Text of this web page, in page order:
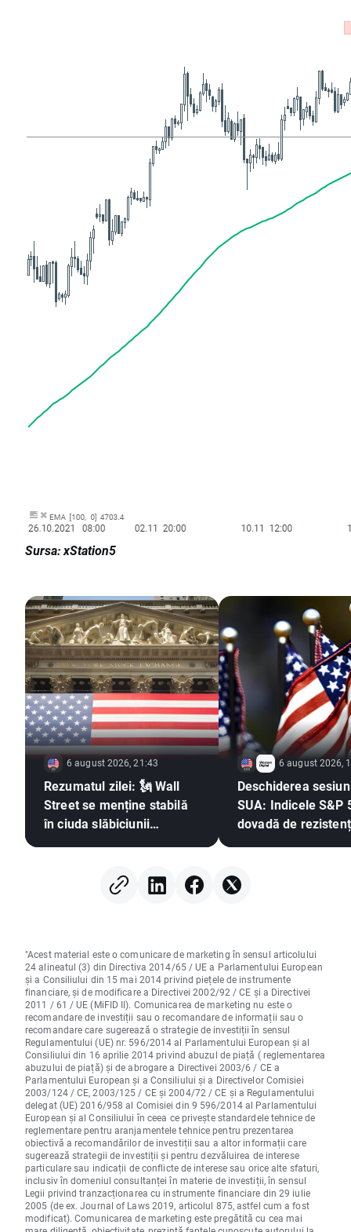
Sursa: xStation5
6 august 2026, 21:43
Rezumatul zilei: 🗽 Wall
Street se menține stabilă
în ciuda slăbiciunii
prețului petrolului
6 august 2026,
Deschiderea
SUA: Indicele S&P
dovadă de
în urmă 🚩
"Acest material este o comunicare de marketing în sensul articolului
24 alineatul (3) din Directiva 2014/65 / UE a Parlamentului European
și a Consiliului din 15 mai 2014 privind piețele de instrumente
financiare, și de modificare a Directivei 2002/92 / CE și a Directivei
2011 / 61 / UE (MiFID II). Comunicarea de marketing nu este o
recomandare de investiții sau o recomandare de informații sau o
recomandare care sugerează o strategie de investiții în sensul
Regulamentului (UE) nr. 596/2014 al Parlamentului European și al
Consiliului din 16 aprilie 2014 privind abuzul de piață ( reglementarea
abuzului de piață) și de abrogare a Directivei 2003/6 / CE a
Parlamentului European și a Consiliului și a Directivelor Comisiei
2003/124 / CE, 2003/125 / CE și 2004/72 / CE și a Regulamentului
delegat (UE) 2016/958 al Comisiei din 9 596/2014 al Parlamentului
European și al Consiliului în ceea ce privește standardele tehnice de
reglementare pentru aranjamentele tehnice pentru prezentarea
obiectivă a recomandărilor de investiții sau a altor informații care
sugerează strategii de investiții și pentru dezvăluirea de interese
particulare sau indicații de conflicte de interese sau orice alte sfaturi,
inclusiv în domeniul consultanței în materie de investiții, în sensul
Legii privind tranzacționarea cu instrumente financiare din 29 iulie
2005 (de ex. Journal of Laws 2019, articolul 875, astfel cum a fost
modificat). Comunicarea de marketing este pregătită cu cea mai